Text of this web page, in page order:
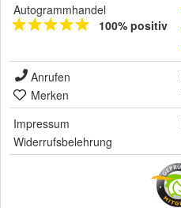
Autogrammhandel
100% positiv
Anrufen
Merken
Impressum
Widerrufsbelehrung